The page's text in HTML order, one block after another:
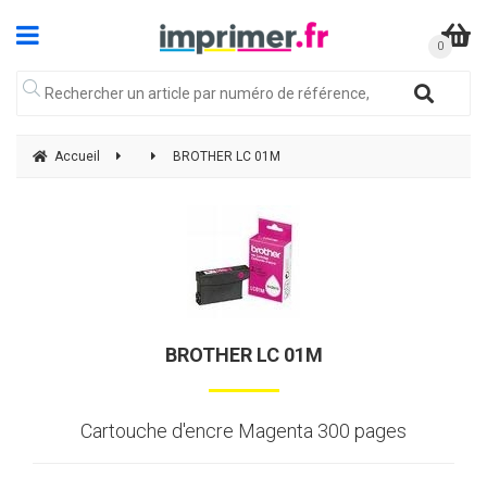
Accueil BROTHER LC 01M
BROTHER LC 01M
Cartouche d'encre Magenta 300 pages